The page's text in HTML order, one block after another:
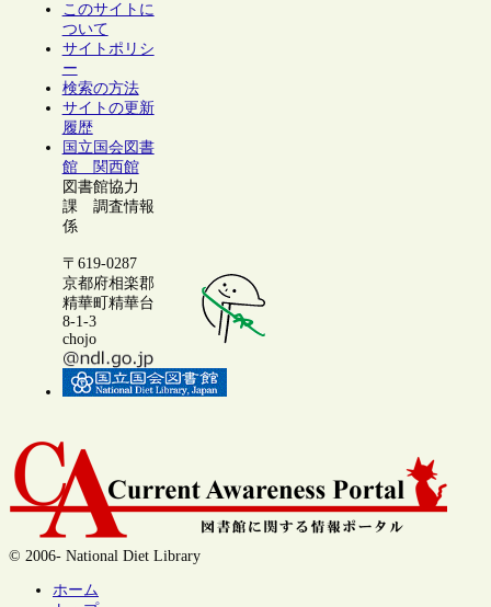
このサイトに
ついて
サイトポリシ
ー
検索の方法
サイトの更新
履歴
国立国会図書
館 関西館
図書館協力
課 調査情報
係
〒619-0287
京都府相楽郡
精華町精華台
8-1-3
chojo
© 2006- National Diet Library
ホーム